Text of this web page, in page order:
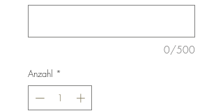
0/500
Anzahl *